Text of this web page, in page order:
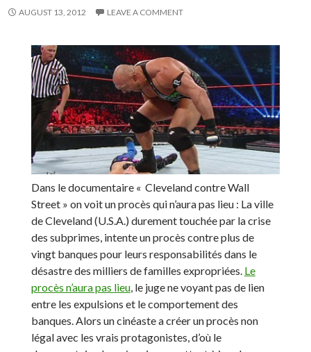
AUGUST 13, 2012 LEAVE A COMMENT
Dans le documentaire « Cleveland contre Wall
Street » on voit un procès qui n’aura pas lieu : La ville
de Cleveland (U.S.A.) durement touchée par la crise
des subprimes, intente un procès contre plus de
vingt banques pour leurs responsabilités dans le
désastre des milliers de familles expropriées. Le
procès n’aura pas lieu, le juge ne voyant pas de lien
entre les expulsions et le comportement des
banques. Alors un cinéaste a créer un procès non
légal avec les vrais protagonistes, d’où le